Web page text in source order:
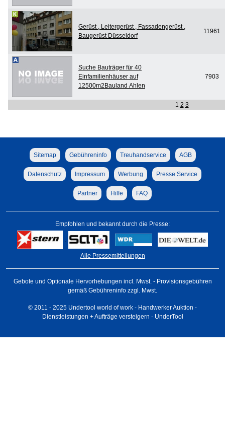
Gerüst , Leitergerüst , Fassadengerüst ,
Baugerüst Düsseldorf
11961
Suche Bauträger für 40
Einfamilienhäuser auf
12500m2Bauland Ahlen
7903
1 2 3
Sitemap Gebühreninfo Treuhandservice AGB
Datenschutz Impressum Werbung Presse Service
Partner Hilfe FAQ
Empfohlen und bekannt durch die Presse:
Alle Pressemitteilungen
Gebote und Optionale Hervorhebungen incl. Mwst. - Provisionsgebühren
gemäß Gebühreninfo zzgl. Mwst.
© 2011 - 2025 Undertool world of work - Handwerker Auktion -
Dienstleistungen + Aufträge versteigern - UnderTool